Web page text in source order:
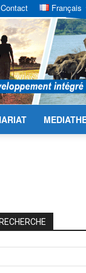
Contact Français
RECHERCHE